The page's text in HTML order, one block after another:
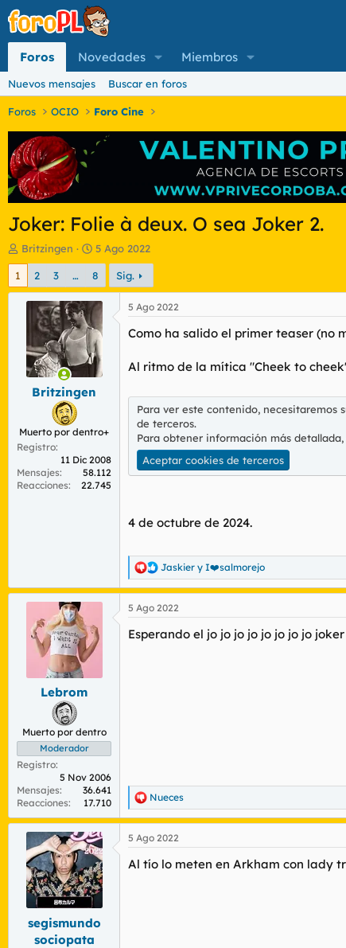
Foros Novedades Miembros
Nuevos mensajes Buscar en foros
Foros OCIO Foro Cine
Joker: Folie à deux. O sea Joker 2.
I
n
c
o
d
e
m
Britzingen
F
e
c
h
a
d
e
i
n
i
c
5 Ago 2022
1 2 3 … 8 Sig.
Britzingen
Muerto por dentro+
Registro
11 Dic 2008
Mensajes
58.112
Reacciones
22.745
5 Ago 2022
Como ha salido el primer teaser (no
Al ritmo de la mítica "Cheek to
Para ver este contenido,
de terceros.
Para obtener información más
Aceptar cookies de terceros
4 de octubre de 2024.
R
e
a
c
i
Jaskier y I❤️salmorejo
Lebrom
Muerto por dentro
Moderador
Registro
5 Nov 2006
Mensajes
36.641
Reacciones
17.710
5 Ago 2022
Esperando el jo jo jo jo jo jo jo jo
R
e
a
c
i
Nueces
segismundo
sociopata
5 Ago 2022
Al tío lo meten en Arkham con lady